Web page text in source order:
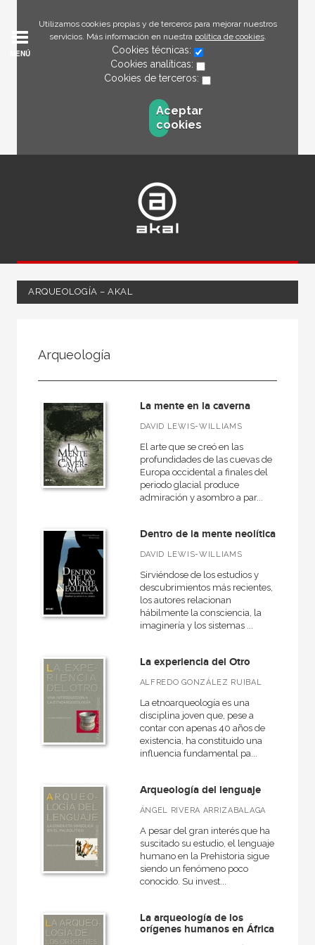
Utilizamos cookies propias y de terceros para mejorar nuestros
servicios. Más información en nuestra política de cookies.
Cookies técnicas:
Cookies analíticas:
Cookies de terceros:
Aceptar
cookies
MENÚ
ARQUEOLOGÍA – AKAL
Ciencias humanas y sociales
Historia
Prehistoria
MATERIAS
Prehistoria
Grecia
Egipto
Medieval
NUESTRAS COLECCIONES
Arqueología
Grandes temas  Gran formato
Historia de España
Historia del pensamiento y la cultura
Arqueología
La mente en la caverna
DAVID LEWIS-WILLIAMS
El arte que se creó en las
profundidades de las cuevas de
Europa occidental a finales del
periodo glacial produce
admiración y asombro a par...
Dentro de la mente neolítica
DAVID LEWIS-WILLIAMS
Sirviéndose de los estudios y
descubrimientos más recientes,
los autores relacionan
hábilmente la consciencia, la
imaginería y los sistemas ...
La experiencia del Otro
ALFREDO GONZÁLEZ RUIBAL
La etnoarqueología es una
disciplina joven que, pese a
contar con apenas 40 años de
existencia, ha constituido una
influencia fundamental pa...
Arqueología del lenguaje
ÁNGEL RIVERA ARRIZABALAGA
A pesar del gran interés que ha
suscitado su estudio, el lenguaje
humano en la Prehistoria sigue
siendo un fenómeno poco
conocido. Su invest...
La arqueología de los
orígenes humanos en África